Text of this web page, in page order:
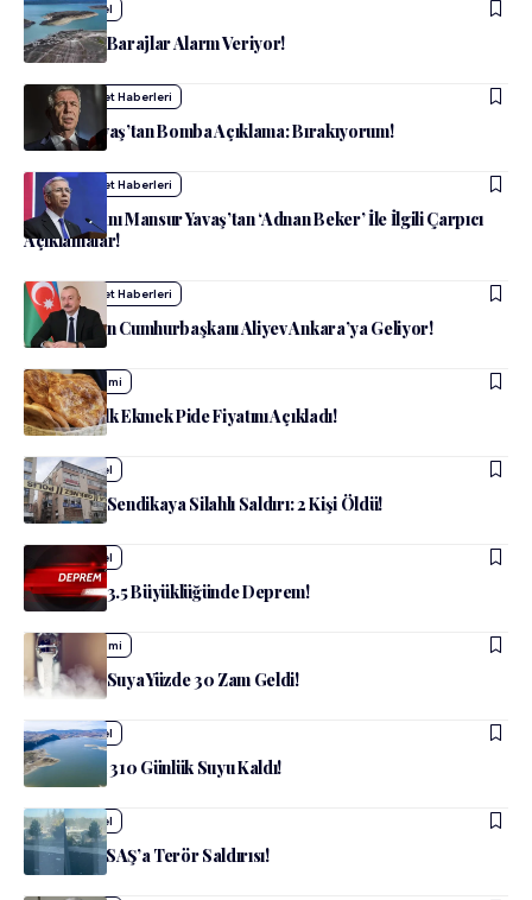
admin Güncel
Ankara’da Barajlar Alarm Veriyor!
admin Siyaset Haberleri
Mansur Yavaş’tan Bomba Açıklama: Bırakıyorum!
admin Siyaset Haberleri
ABB Başkanı Mansur Yavaş’tan ‘Adnan Beker’ İle İlgili Çarpıcı
Açıklamalar!
admin Siyaset Haberleri
Azerbaycan Cumhurbaşkanı Aliyev Ankara’ya Geliyor!
admin Ekonomi
Ankara Halk Ekmek Pide Fiyatını Açıkladı!
admin Güncel
Ankara’da Sendikaya Silahlı Saldırı: 2 Kişi Öldü!
Güncel
Ankara’da 3.5 Büyüklüğünde Deprem!
admin Ekonomi
Ankara’da Suya Yüzde 30 Zam Geldi!
admin Güncel
Ankara’nın 310 Günlük Suyu Kaldı!
admin Güncel
Ankara TUSAŞ’a Terör Saldırısı!